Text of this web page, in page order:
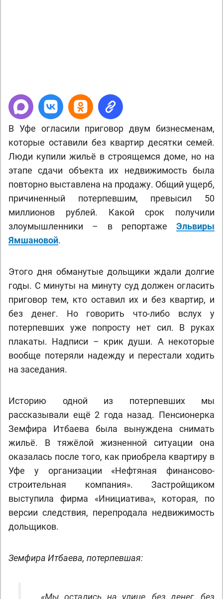
В Уфе огласили приговор двум бизнесменам,
которые оставили без квартир десятки семей.
Люди купили жильё в строящемся доме, но на
этапе сдачи объекта их недвижимость была
повторно выставлена на продажу. Общий ущерб,
причиненный потерпевшим, превысил 50
миллионов рублей. Какой срок получили
злоумышленники – в репортаже Эльвиры
Ямшановой.
Этого дня обманутые дольщики ждали долгие
годы. С минуты на минуту суд должен огласить
приговор тем, кто оставил их и без квартир, и
без денег. Но говорить что-либо вслух у
потерпевших уже попросту нет сил. В руках
плакаты. Надписи – крик души. А некоторые
вообще потеряли надежду и перестали ходить
на заседания.
Историю одной из потерпевших мы
рассказывали ещё 2 года назад. Пенсионерка
Земфира Итбаева была вынуждена снимать
жильё. В тяжёлой жизненной ситуации она
оказалась после того, как приобрела квартиру в
Уфе у организации «Нефтяная финансово-
строительная компания». Застройщиком
выступила фирма «Инициатива», которая, по
версии следствия, перепродала недвижимость
дольщиков.
Земфира Итбаева, потерпевшая:
«Мы остались на улице, без денег, без